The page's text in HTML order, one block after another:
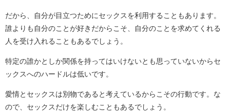
だから、自分が目立つためにセックスを利用することもあります。
誰よりも自分のことが好きだからこそ、自分のことを求めてくれる
人を受け入れることもあるでしょう。
特定の誰かとしか関係を持ってはいけないとも思っていないからセ
ックスへのハードルは低いです。
愛情とセックスは別物であると考えているからこその行動です。な
ので、セックスだけを楽しむこともあるでしょう。